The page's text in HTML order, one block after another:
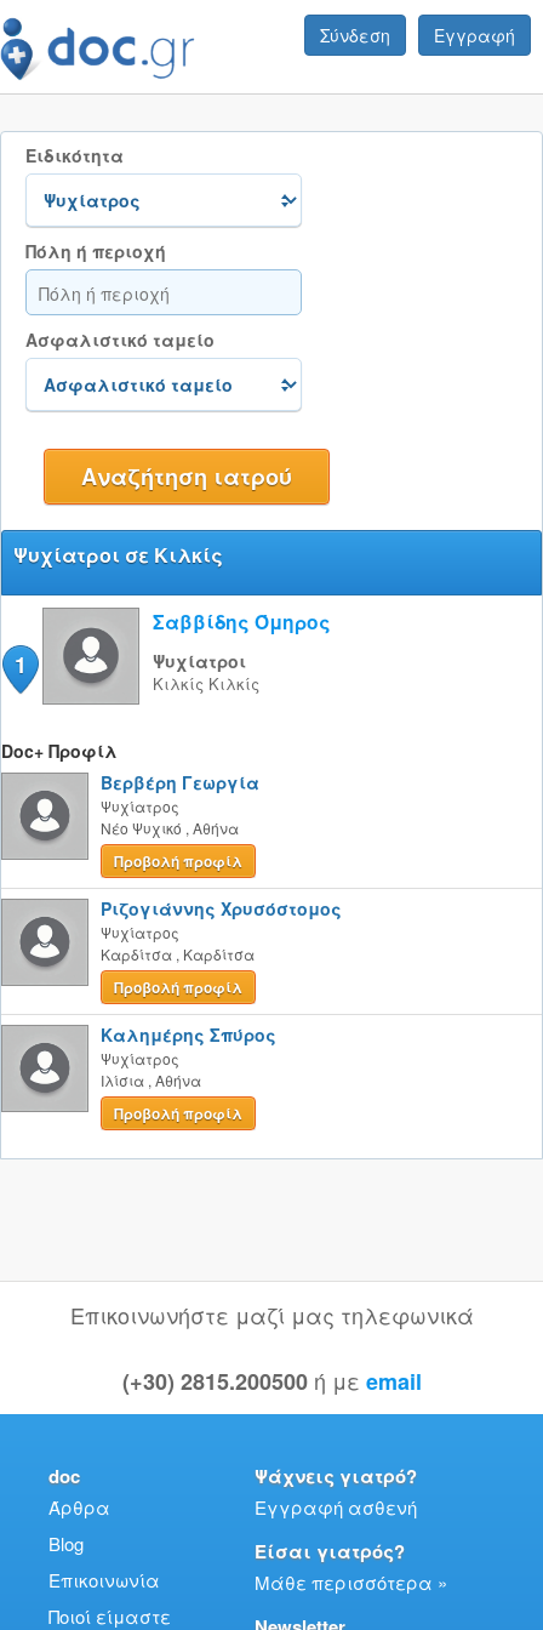
Σύνδεση Εγγραφή
Ειδικότητα
Πόλη ή περιοχή
Ασφαλιστικό ταμείο
Ψυχίατροι σε Κιλκίς
1
Σαββίδης Όμηρος
Ψυχίατροι
Κιλκίς Κιλκίς
Doc+ Προφίλ
Βερβέρη Γεωργία
Ψυχίατρος
Νέο Ψυχικό , Αθήνα
Προβολή προφίλ
Ριζογιάννης Χρυσόστομος
Ψυχίατρος
Καρδίτσα , Καρδίτσα
Προβολή προφίλ
Καλημέρης Σπύρος
Ψυχίατρος
Ιλίσια , Αθήνα
Προβολή προφίλ
Επικοινωνήστε μαζί μας τηλεφωνικά
(+30) 2815.200500 ή με email
doc
Άρθρα
Blog
Επικοινωνία
Ποιοί είμαστε
Ψάχνεις γιατρό?
Εγγραφή ασθενή
Είσαι γιατρός?
Μάθε περισσότερα »